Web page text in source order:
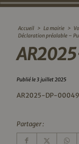
Accueil > La mairie >
Déclaration préalable –
Publié le 3 juillet 2025
AR2025-DP-00049
Partager :